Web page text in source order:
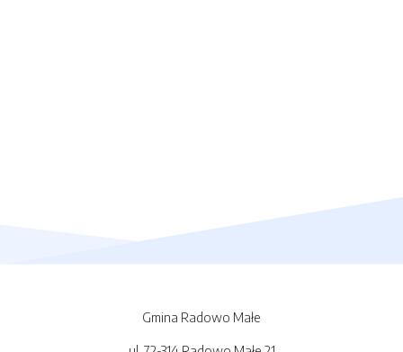
Gmina Radowo Małe